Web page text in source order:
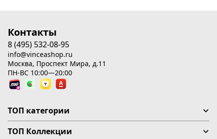
Контакты
8 (495) 532-08-95
info@vinceashop.ru
Москва, Проспект Мира, д.11
ПН-ВС 10:00—20:00
ТОП категории
ТОП Коллекции